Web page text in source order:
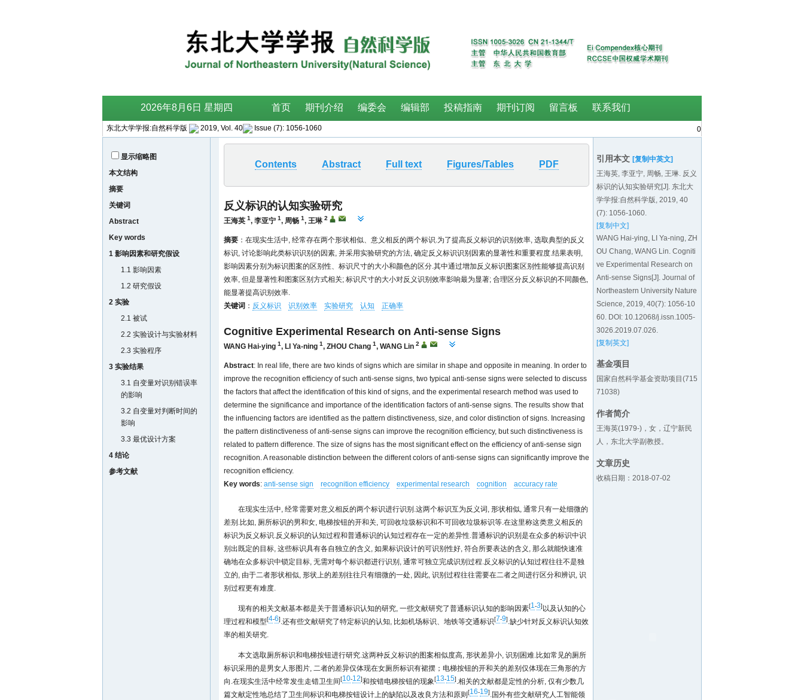
东北大学学报:自然科学版 2019, Vol. 40 Issue (7): 1056-1060 0
显示缩略图
本文结构
摘要
关键词
Abstract
Key words
1 影响因素和研究假设
1.1 影响因素
1.2 研究假设
2 实验
2.1 被试
2.2 实验设计与实验材料
2.3 实验程序
3 实验结果
3.1 自变量对识别错误率
的影响
3.2 自变量对判断时间的
影响
3.3 最优设计方案
4 结论
参考文献
引用本文 [复制中英文]
王海英, 李亚宁, 周畅, 王琳. 反义
标识的认知实验研究[J]. 东北大
学学报:自然科学版, 2019, 40
(7): 1056-1060.
[复制中文]
WANG Hai-ying, LI Ya-ning, ZH
OU Chang, WANG Lin. Cogniti
ve Experimental Research on
Anti-sense Signs[J]. Journal of
Northeastern University Nature
Science, 2019, 40(7): 1056-10
60. DOI: 10.12068/j.issn.1005-
3026.2019.07.026.
[复制英文]
基金项目
国家自然科学基金资助项目(715
71038)
作者简介
王海英(1979-)，女，辽宁新民
人，东北大学副教授。
文章历史
收稿日期：2018-07-02
Contents Abstract Full text Figures/Tables PDF
反义标识的认知实验研究
王海英 1, 李亚宁 1, 周畅 1, 王琳 2
摘要 ：在现实生活中, 经常存在两个形状相似、意义相反的两个标识.为了提高反义标识的识别效率, 选取典型的反义
标识, 讨论影响此类标识识别的因素, 并采用实验研究的方法, 确定反义标识识别因素的显著性和重要程度.结果表明,
影响因素分别为标识图案的区别性、标识尺寸的大小和颜色的区分.其中通过增加反义标识图案区别性能够提高识别
效率, 但是显著性和图案区别方式相关; 标识尺寸的大小对反义识别效率影响最为显著; 合理区分反义标识的不同颜色,
能显著提高识别效率.
关键词 ： 反义标识 识别效率 实验研究 认知 正确率
Cognitive Experimental Research on Anti-sense Signs
WANG Hai-ying 1, LI Ya-ning 1, ZHOU Chang 1, WANG Lin 2
Abstract: In real life, there are two kinds of signs which are similar in shape and opposite in meaning. In order to
improve the recognition efficiency of such anti-sense signs, two typical anti-sense signs were selected to discuss
the factors that affect the identification of this kind of signs, and the experimental research method was used to
determine the significance and importance of the identification factors of anti-sense signs. The results show that
the influencing factors are identified as the pattern distinctiveness, size, and color distinction of signs. Increasing
the pattern distinctiveness of anti-sense signs can improve the recognition efficiency, but such distinctiveness is
related to pattern difference. The size of signs has the most significant effect on the efficiency of anti-sense sign
recognition. A reasonable distinction between the different colors of anti-sense signs can significantly improve the
recognition efficiency.
Key words: anti-sense sign recognition efficiency experimental research cognition accuracy rate
在现实生活中, 经常需要对意义相反的两个标识进行识别.这两个标识互为反义词, 形状相似, 通常只有一处细微的
差别.比如, 厕所标识的男和女, 电梯按钮的开和关, 可回收垃圾标识和不可回收垃圾标识等.在这里称这类意义相反的
标识为反义标识.反义标识的认知过程和普通标识的认知过程存在一定的差异性.普通标识的识别是在众多的标识中识
别出既定的目标, 这些标识具有各自独立的含义, 如果标识设计的可识别性好, 符合所要表达的含义, 那么就能快速准
确地在众多标识中锁定目标, 无需对每个标识都进行识别, 通常可独立完成识别过程.反义标识的认知过程往往不是独
立的, 由于二者形状相似, 形状上的差别往往只有细微的一处, 因此, 识别过程往往需要在二者之间进行区分和辨识, 识
别过程更有难度.
现有的相关文献基本都是关于普通标识认知的研究, 一些文献研究了普通标识认知的影响因素[1-3] 以及认知的心
理过程和模型[4-6].还有些文献研究了特定标识的认知, 比如机场标识、地铁等交通标识[7-9].缺少针对反义标识认知效
率的相关研究.
本文选取厕所标识和电梯按钮进行研究.这两种反义标识的图案相似度高, 形状差异小, 识别困难.比如常见的厕所
标识采用的是男女人形图片, 二者的差异仅体现在女厕所标识有裙摆；电梯按钮的开和关的差别仅体现在三角形的方
向.在现实生活中经常发生走错卫生间[10-12]和按错电梯按钮的现象[13-15].相关的文献都是定性的分析, 仅有少数几
篇文献定性地总结了卫生间标识和电梯按钮设计上的缺陷以及改良方法和原则 [16-19].国外有些文献研究人工智能领